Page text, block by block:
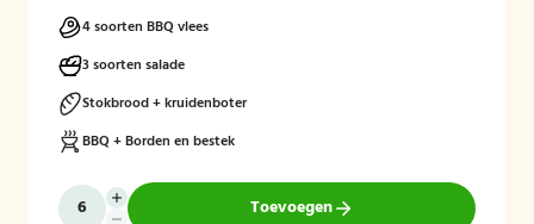
4 soorten BBQ vlees
3 soorten salade
Stokbrood + kruidenboter
BBQ + Borden en bestek
Toevoegen